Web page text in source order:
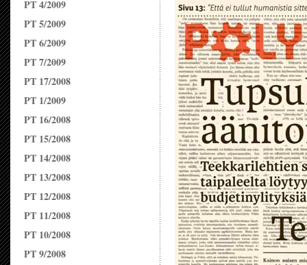
PT 4/2009
PT 5/2009
PT 6/2009
PT 7/2009
PT 17/2008
PT 1/2009
PT 16/2008
PT 15/2008
PT 14/2008
PT 13/2008
PT 12/2008
PT 11/2008
PT 10/2008
PT 9/2008